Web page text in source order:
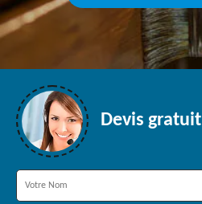
Devis gratuit